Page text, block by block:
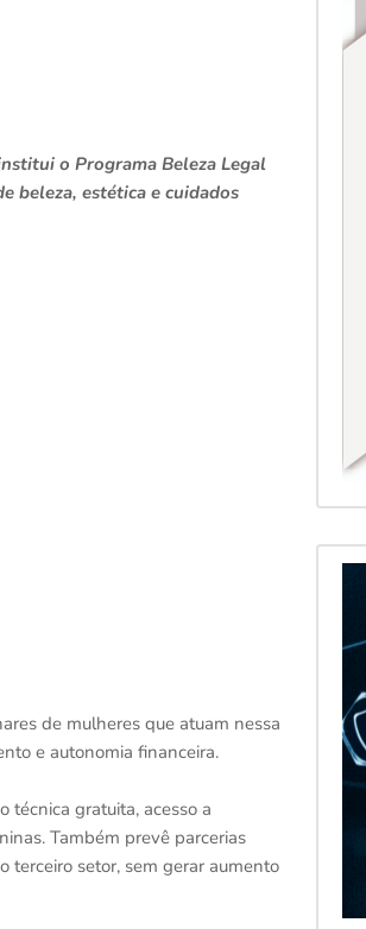
o Programa Beleza Legal
beleza, estética e cuidados
de mulheres que atuam nessa
e autonomia financeira.
técnica gratuita, acesso a
Também prevê parcerias
terceiro setor, sem gerar aumento